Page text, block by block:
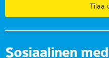
Tilaa
Sosiaalinen